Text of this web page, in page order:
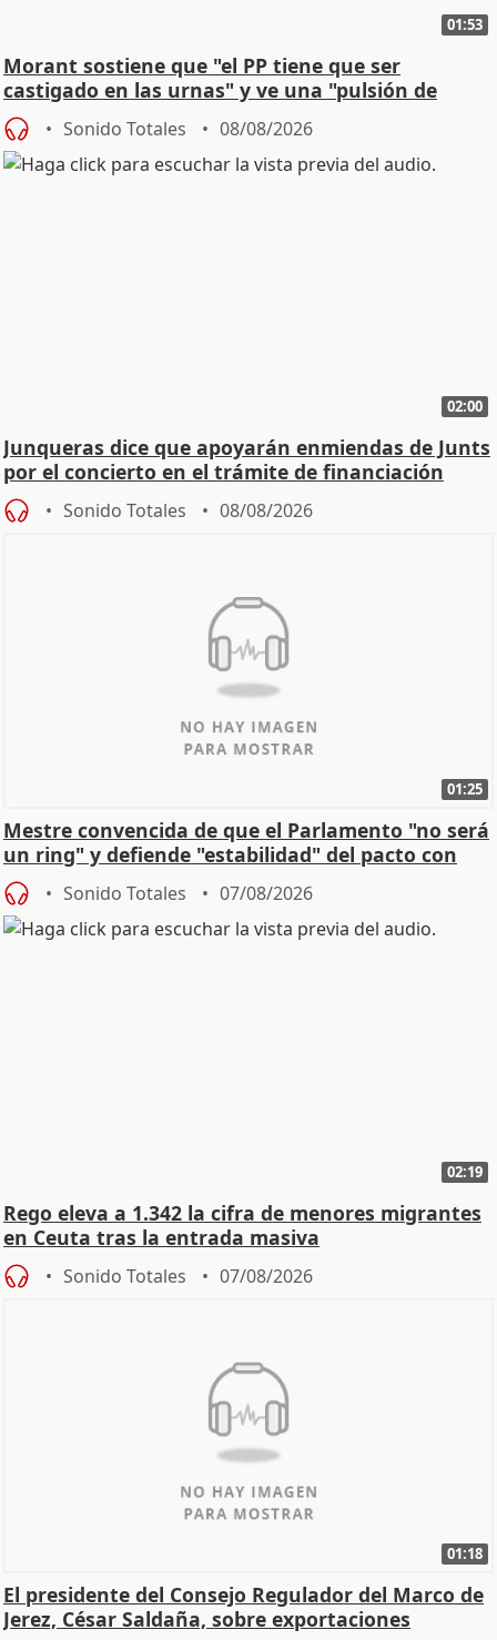
01:53
Morant sostiene que "el PP tiene que ser
castigado en las urnas" y ve una "pulsión de
cambio"
Sonido Totales 08/08/2026
02:00
Junqueras dice que apoyarán enmiendas de Junts
por el concierto en el trámite de financiación
Sonido Totales 08/08/2026
01:25
Mestre convencida de que el Parlamento "no será
un ring" y defiende "estabilidad" del pacto con
Vox
Sonido Totales 07/08/2026
02:19
Rego eleva a 1.342 la cifra de menores migrantes
en Ceuta tras la entrada masiva
Sonido Totales 07/08/2026
01:18
El presidente del Consejo Regulador del Marco de
Jerez, César Saldaña, sobre exportaciones